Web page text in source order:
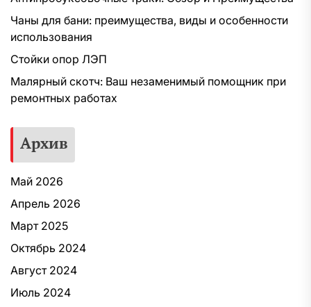
Чаны для бани: преимущества, виды и особенности
использования
Стойки опор ЛЭП
Малярный скотч: Ваш незаменимый помощник при
ремонтных работах
Архив
Май 2026
Апрель 2026
Март 2025
Октябрь 2024
Август 2024
Июль 2024